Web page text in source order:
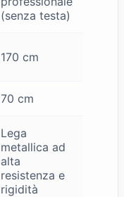
(senza testa)
170 cm
70 cm
Lega
metallica ad
alta
resistenza e
rigidità